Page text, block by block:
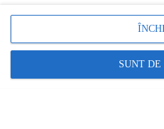
ALL AUDIO - BOSE IN ROMANIA
Casti wireless, sport si cu
SUNT DE